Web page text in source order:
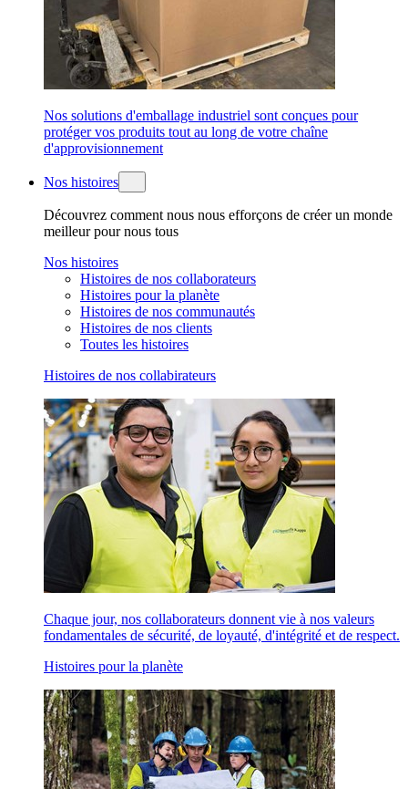
Nos solutions d'emballage industriel sont conçues pour
protéger vos produits tout au long de votre chaîne
d'approvisionnement
Nos histoires
Découvrez comment nous nous efforçons de créer un monde
meilleur pour nous tous
Nos histoires
Histoires de nos collaborateurs
Histoires pour la planète
Histoires de nos communautés
Histoires de nos clients
Toutes les histoires
Histoires de nos collabirateurs
Chaque jour, nos collaborateurs donnent vie à nos valeurs
fondamentales de sécurité, de loyauté, d'intégrité et de respect.
Histoires pour la planète